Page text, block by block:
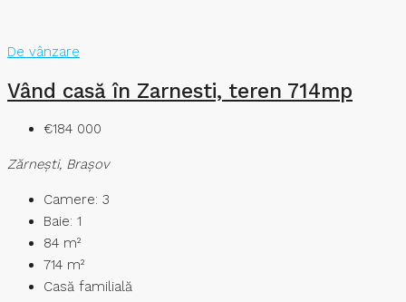
De vânzare
Vând casă în Zarnesti, teren 714mp
€184 000
Zărneşti, Brașov
Camere: 3
Baie: 1
84 m²
714 m²
Casă familială